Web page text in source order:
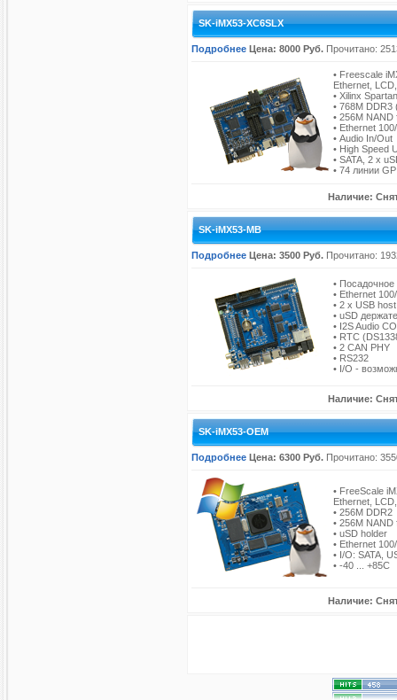
SK-iMX53-XC6SLX
Подробнее Цена: 8000 Руб. Прочитано:
• Freescale
Ethernet,
• Xilinx
• 768M DDR3
• 256M NAND
• Ethernet
• Audio In/Out
• High Speed
• SATA, 2 x
• 74 линии
Наличие:
SK-iMX53-MB
Подробнее Цена: 3500 Руб. Прочитано:
•
• Ethernet
• 2 x USB host
• uSD
• I2S Audio
• RTC
• 2 CAN PHY
• RS232
• I/O -
Наличие:
SK-iMX53-OEM
Подробнее Цена: 6300 Руб. Прочитано:
• FreeScale
Ethernet,
• 256M DDR2
• 256M
• uSD holder
• Ethernet
• I/O: SATA,
• -40 ... +85C
Наличие: